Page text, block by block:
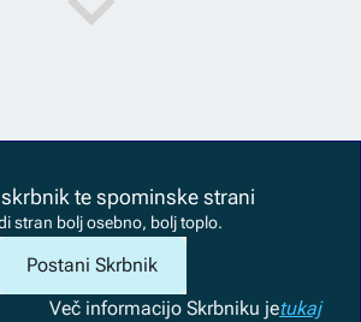
te spominske strani
stran bolj osebno, bolj toplo.
Postani Skrbnik
Več informacijo Skrbniku jetukaj